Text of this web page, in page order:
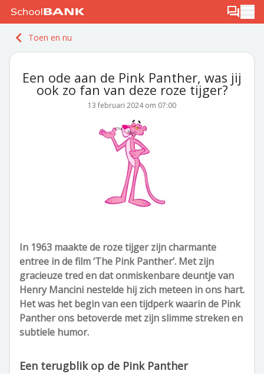
Ga naar de inhoud Berichten
Meld je gratis aan
Toen en nu
Een ode aan de Pink Panther, was jij
ook zo fan van deze roze tijger?
13 februari 2024 om 07:00
In 1963 maakte de roze tijger zijn charmante
entree in de film ‘The Pink Panther’. Met zijn
gracieuze tred en dat onmiskenbare deuntje van
Henry Mancini nestelde hij zich meteen in ons hart.
Het was het begin van een tijdperk waarin de Pink
Panther ons betoverde met zijn slimme streken en
subtiele humor.
Een terugblik op de Pink Panther